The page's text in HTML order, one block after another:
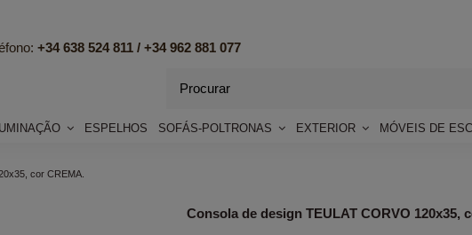
+34 638 524 811 / +34 962 881 077
ESPELHOS SOFÁS-POLTRONAS EXTERIOR MÓVEIS DE
cor CREMA.
Consola de design TEULAT CORVO 120x35,